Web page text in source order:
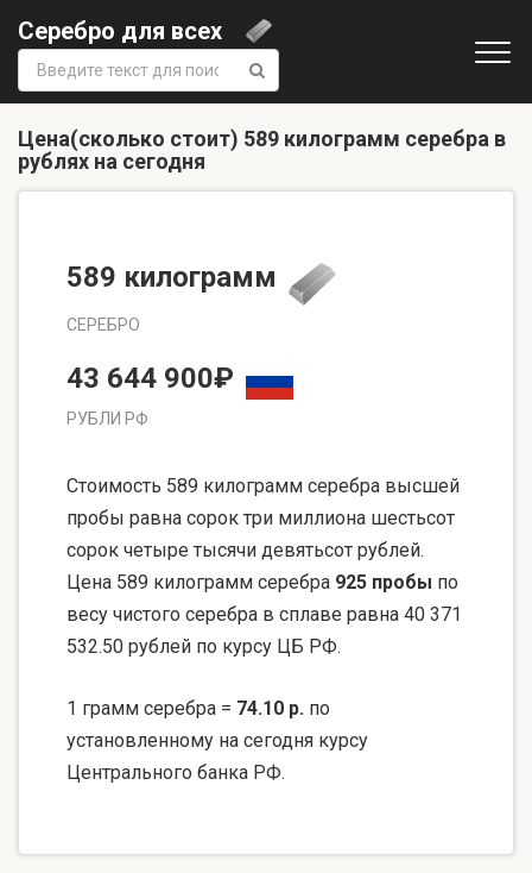
Серебро для всех
Поиск:
Цена(сколько стоит) 589 килограмм серебра в
рублях на сегодня
589 килограмм
СЕРЕБРО
43 644 900₽
РУБЛИ РФ
Стоимость 589 килограмм серебра высшей
пробы равна сорок три миллиона шестьсот
сорок четыре тысячи девятьсот рублей.
Цена 589 килограмм серебра 925 пробы по
весу чистого серебра в сплаве равна 40 371
532.50 рублей по курсу ЦБ РФ.
1 грамм серебра = 74.10 р. по
установленному на сегодня курсу
Центрального банка РФ.